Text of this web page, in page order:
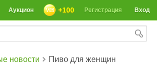
Вход
Регистрация
+100
Аукцион
новости Пиво для женщин